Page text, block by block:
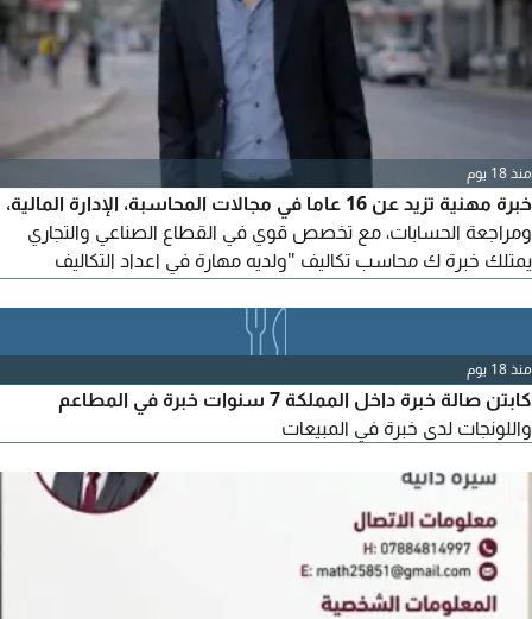
منذ 18 يوم
خبرة مهنية تزيد عن 16 عاما في مجالات المحاسبة، الإدارة المالية،
ومراجعة الحسابات، مع تخصص قوي في القطاع الصناعي والتجاري
يمتلك خبرة ك محاسب تكاليف "ولديه مهارة في اعداد التكاليف
الى اعداد وتهيئة الأنظمة المحاسبية (بما في ذلك أنظمة الشؤون
منذ 18 يوم
كابتن صالة خبرة داخل المملكة 7 سنوات خبرة في المطاعم
واللونجات لدى خبرة في المبيعات